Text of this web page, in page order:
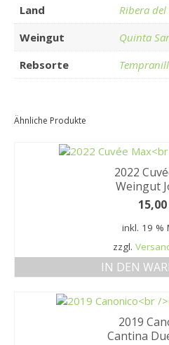
Land Ribera
Weingut
Quinta
Rebsorte
Ähnliche Produkte
2022
Weingut
15,00
inkl. 19 %
zzgl.
IN DEN
2019
Cantina